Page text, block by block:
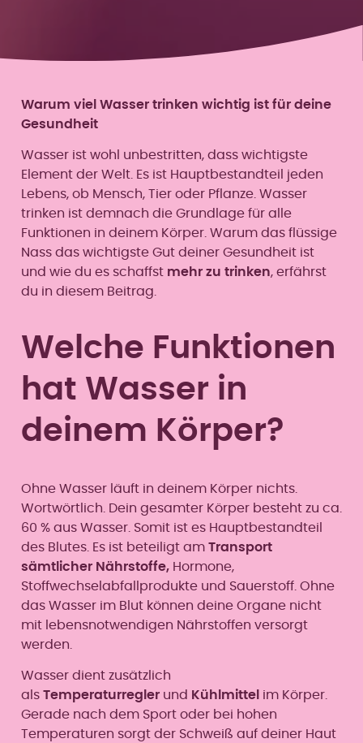
Warum viel Wasser trinken wichtig ist für deine
Gesundheit
Wasser ist wohl unbestritten, dass wichtigste
Element der Welt. Es ist Hauptbestandteil jeden
Lebens, ob Mensch, Tier oder Pflanze. Wasser
trinken ist demnach die Grundlage für alle
Funktionen in deinem Körper. Warum das flüssige
Nass das wichtigste Gut deiner Gesundheit ist
und wie du es schaffstmehr zu trinken, erfährst
du in diesem Beitrag.
Welche Funktionen
hat Wasser in
deinem Körper?
Ohne Wasser läuft in deinem Körper nichts.
Wortwörtlich. Dein gesamter Körper besteht zu ca.
60 % aus Wasser. Somit ist es Hauptbestandteil
des Blutes. Es ist beteiligt amTransport
sämtlicher Nährstoffe,Hormone,
Stoffwechselabfallprodukte und Sauerstoff. Ohne
das Wasser im Blut können deine Organe nicht
mit lebensnotwendigen Nährstoffen versorgt
werden.
Wasser dient zusätzlich
als Temperaturregler und Kühlmittel im Körper.
Gerade nach dem Sport oder bei hohen
Temperaturen sorgt der Schweiß auf deiner Haut